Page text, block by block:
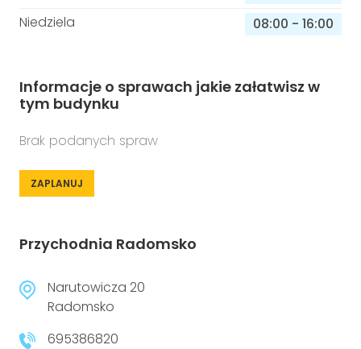
Niedziela
08:00 - 16:00
Informacje o sprawach jakie załatwisz w
tym budynku
Brak podanych spraw
ZAPLANUJ
Przychodnia Radomsko
Narutowicza 20
Radomsko
695386820